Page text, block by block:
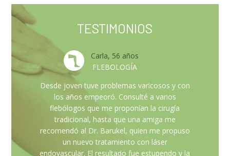
TESTIMONIOS
Carla, 56 años
FLEBOLOGÍA
Desde joven tuve problemas varicosos y con
los años empeoró. Consulté a varios
flebólogos que me proponían la cirugía
tradicional, hasta que una amiga me
recomendó al Dr. Barukel, quien me propuso
un nuevo tratamiento con láser
endovascular. El resultado fue estupendo y la